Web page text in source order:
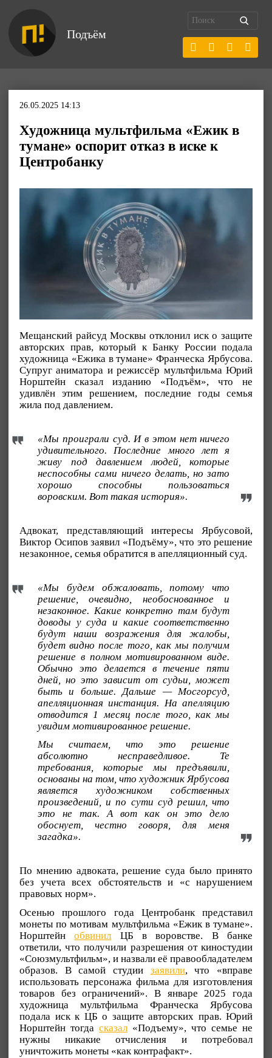
Подъём
26.05.2025 14:13
Художница мультфильма «Ежик в
тумане» оспорит отказ в иске к
Центробанку
Мещанский райсуд Москвы отклонил иск о защите
авторских прав, который к Банку России подала
художница «Ежика в тумане» Франческа Ярбусова.
Супруг аниматора и режиссёр мультфильма Юрий
Норштейн сказал изданию «Подъём», что не
удивлён этим решением, последние годы семья
жила под давлением.
«Мы проиграли суд. И в этом нет ничего
удивительного. Последние много лет я
живу под давлением людей, которые
неспособны сами ничего делать, но зато
хорошо способны пользоваться
воровским. Вот такая история».
Адвокат, представляющий интересы Ярбусовой,
Виктор Осипов заявил «Подъёму», что это решение
незаконное, семья обратится в апелляционный суд.
«Мы будем обжаловать, потому что
решение, очевидно, необоснованное и
незаконное. Какие конкретно там будут
доводы у суда и какие соответственно
будут наши возражения для жалобы,
будет видно после того, как мы получим
решение в полном мотивированном виде.
Обычно это делается в течение пяти
дней, но это зависит от судьи, может
быть и больше. Дальше — Мосгорсуд,
апелляционная инстанция. На апелляцию
отводится 1 месяц после того, как мы
увидим мотивированное решение.
Мы считаем, что это решение
абсолютно несправедливое. Те
требования, которые мы предъявили,
основаны на том, что художник Ярбусова
является художником собственных
произведений, и по сути суд решил, что
это не так. А вот как он это дело
обоснует, честно говоря, для меня
загадка».
По мнению адвоката, решение суда было принято
без учета всех обстоятельств и «с нарушением
правовых норм».
Осенью прошлого года Центробанк представил
монеты по мотивам мультфильма «Ежик в тумане».
Норштейнобвинил ЦБ в воровстве. В банке
ответили, что получили разрешения от киностудии
«Союзмультфильм», и назвали её правообладателем
образов. В самой студии заявили, что «вправе
использовать персонажа фильма для изготовления
товаров без ограничений». В январе 2025 года
художница мультфильма Франческа Ярбусова
подала иск к ЦБ о защите авторских прав. Юрий
Норштейн тогда сказал «Подъему», что семье не
нужны никакие отчисления и потребовал
уничтожить монеты «как контрафакт».